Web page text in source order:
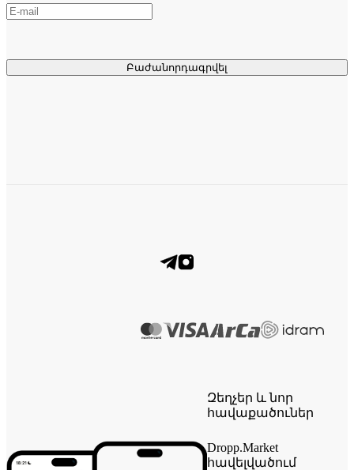
Բաժանորդագրվել
Զեղչեր և նոր
հավաքածուներ
Dropp.Market
հավելվածում